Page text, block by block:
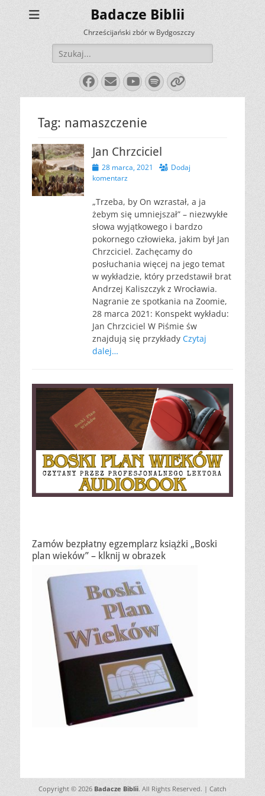
Badacze Biblii
Chrześcijański zbór w Bydgoszczy
Szukaj:
Facebook
E-
mail
YouTube
Spotify
Link
Tag: namaszczenie
Jan Chrzciciel
Opublikowano
28 marca, 2021
Dodaj
komentarz
„Trzeba, by On wzrastał, a ja
żebym się umniejszał” – niezwykłe
słowa wyjątkowego i bardzo
pokornego człowieka, jakim był Jan
Chrzciciel. Zachęcamy do
posłuchania więcej na jego temat
w wykładzie, który przedstawił brat
Andrzej Kaliszczyk z Wrocławia.
Nagranie ze spotkania na Zoomie,
28 marca 2021: Konspekt wykładu:
Jan Chrzciciel W Piśmie św
znajdują się przykłady Czytaj
dalej…
Zamów bezpłatny egzemplarz książki „Boski
plan wieków” – klknij w obrazek
Copyright © 2026 Badacze Biblii. All Rights Reserved. | Catch